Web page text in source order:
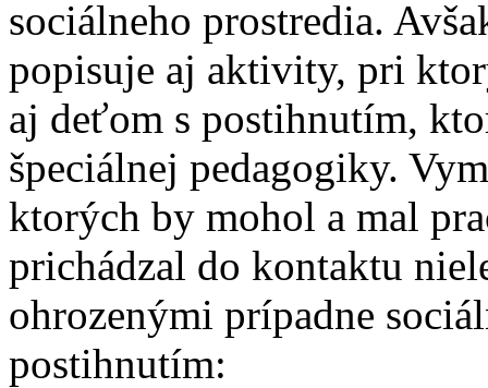
sociálneho prostredia.
popisuje aj aktivity, pri
aj deťom s postihnutím,
špeciálnej pedagogiky.
ktorých by mohol a mal
prichádzal do kontaktu
ohrozenými prípadne
postihnutím: